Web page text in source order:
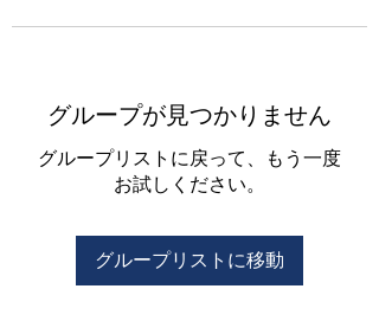
グループが見つかりません
グループリストに戻って、もう一度
お試しください。
グループリストに移動